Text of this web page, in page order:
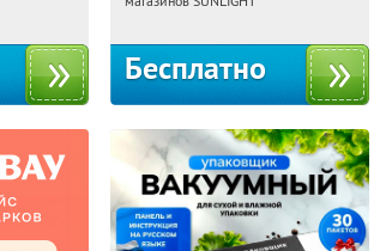
Бесплатно